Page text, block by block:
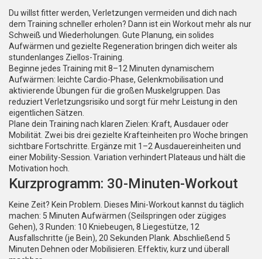
Du willst fitter werden, Verletzungen vermeiden und dich nach
dem Training schneller erholen? Dann ist ein Workout mehr als nur
Schweiß und Wiederholungen. Gute Planung, ein solides
Aufwärmen und gezielte Regeneration bringen dich weiter als
stundenlanges Ziellos-Training.
Beginne jedes Training mit 8–12 Minuten dynamischem
Aufwärmen: leichte Cardio-Phase, Gelenkmobilisation und
aktivierende Übungen für die großen Muskelgruppen. Das
reduziert Verletzungsrisiko und sorgt für mehr Leistung in den
eigentlichen Sätzen.
Plane dein Training nach klaren Zielen: Kraft, Ausdauer oder
Mobilität. Zwei bis drei gezielte Krafteinheiten pro Woche bringen
sichtbare Fortschritte. Ergänze mit 1–2 Ausdauereinheiten und
einer Mobility-Session. Variation verhindert Plateaus und hält die
Motivation hoch.
Kurzprogramm: 30-Minuten-Workout
Keine Zeit? Kein Problem. Dieses Mini-Workout kannst du täglich
machen: 5 Minuten Aufwärmen (Seilspringen oder zügiges
Gehen), 3 Runden: 10 Kniebeugen, 8 Liegestütze, 12
Ausfallschritte (je Bein), 20 Sekunden Plank. Abschließend 5
Minuten Dehnen oder Mobilisieren. Effektiv, kurz und überall